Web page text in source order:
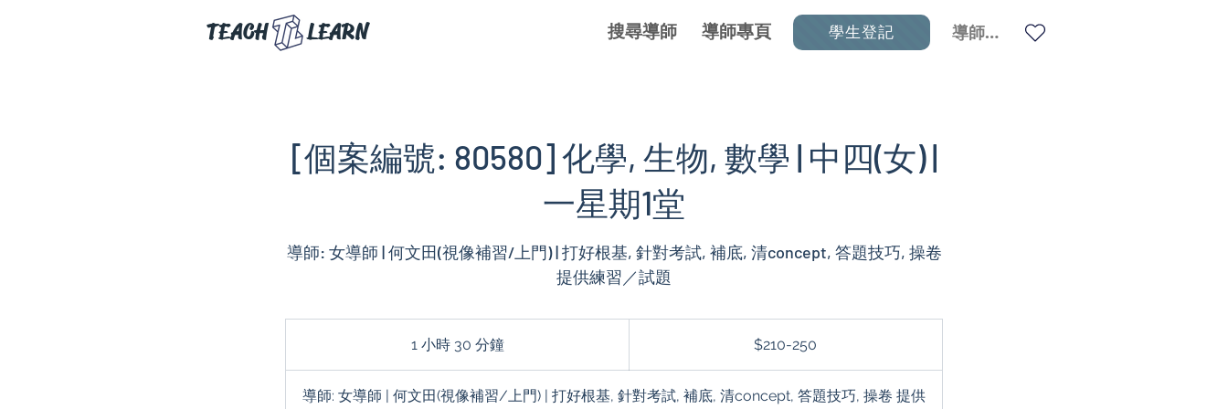
TEACH LEARN 搜尋導師 導師專頁 導師登入
學生登記
[個案編號: 80580] 化學, 生物, 數學 | 中四(女) |
一星期1堂
導師: 女導師 | 何文田(視像補習/上門) | 打好根基, 針對考試, 補底, 清concept, 答題技巧, 操卷
提供練習／試題
1 小時 30 分鐘1
小
3
$210-250
導師: 女導師 | 何文田(視像補習/上門) | 打好根基, 針對考試, 補底, 清concept, 答題技巧, 操卷 提供